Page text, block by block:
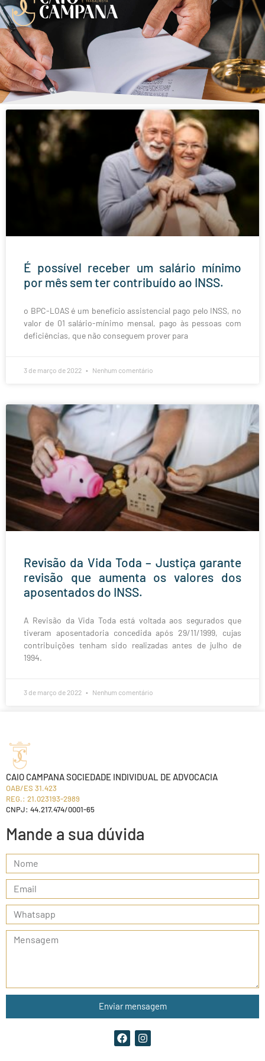
É possível receber um salário mínimo
por mês sem ter contribuído ao INSS.
o BPC-LOAS é um benefício assistencial pago pelo INSS, no
valor de 01 salário-mínimo mensal, pago às pessoas com
deficiências, que não conseguem prover para
3 de março de 2022 Nenhum comentário
Revisão da Vida Toda – Justiça garante
revisão que aumenta os valores dos
aposentados do INSS.
A Revisão da Vida Toda está voltada aos segurados que
tiveram aposentadoria concedida após 29/11/1999, cujas
contribuições tenham sido realizadas antes de julho de
1994.
3 de março de 2022 Nenhum comentário
Mande a sua dúvida
Enviar mensagem
CAIO CAMPANA SOCIEDADE INDIVIDUAL DE ADVOCACIA
OAB/ES 31.423
REG.: 21.023193-2989
CNPJ: 44.217.474/0001-65